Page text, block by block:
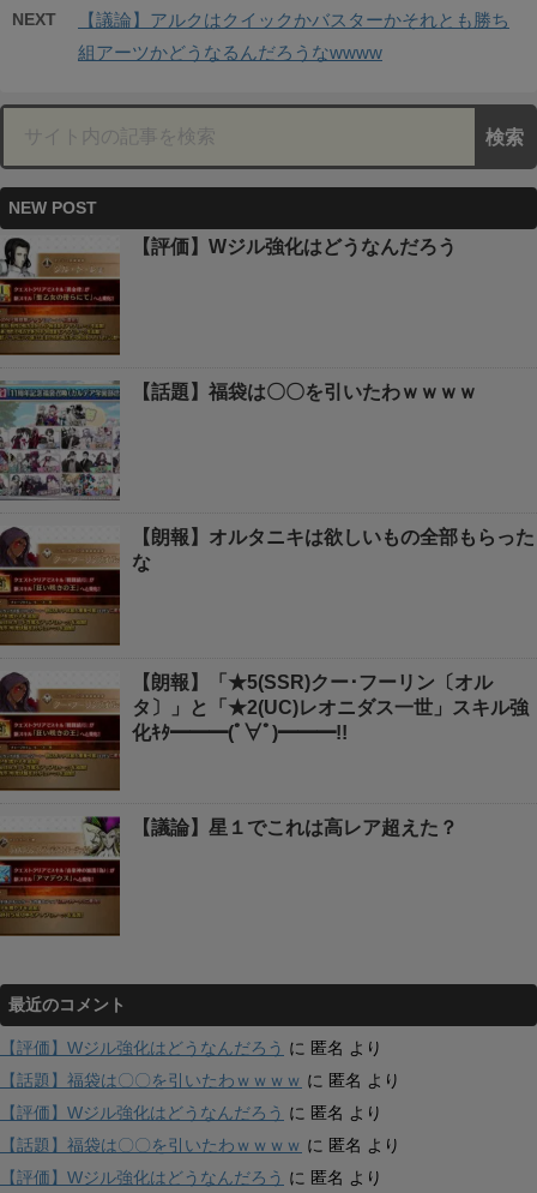
NEXT
【議論】アルクはクイックかバスターかそれとも勝ち
組アーツかどうなるんだろうなwwww
NEW POST
【評価】Wジル強化はどうなんだろう
【話題】福袋は〇〇を引いたわｗｗｗｗ
【朗報】オルタニキは欲しいもの全部もらった
な
【朗報】「★5(SSR)クー･フーリン〔オル
タ〕」と「★2(UC)レオニダス一世」スキル強
化ｷﾀ━━━(ﾟ∀ﾟ)━━━!!
【議論】星１でこれは高レア超えた？
最近のコメント
【評価】Wジル強化はどうなんだろう に 匿名 より
【話題】福袋は〇〇を引いたわｗｗｗｗ に 匿名 より
【評価】Wジル強化はどうなんだろう に 匿名 より
【話題】福袋は〇〇を引いたわｗｗｗｗ に 匿名 より
【評価】Wジル強化はどうなんだろう に 匿名 より